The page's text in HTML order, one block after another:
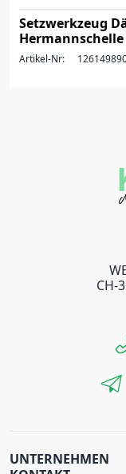
Setzwerkzeug
Hermannschelle
Artikel-Nr:
CH-
UNTERNEHMEN